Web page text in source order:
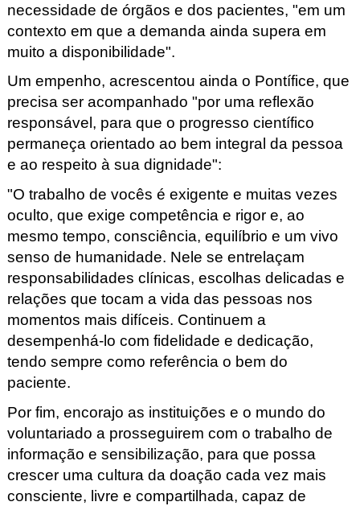
necessidade de órgãos e dos pacientes, "em um
contexto em que a demanda ainda supera em
muito a disponibilidade".
Um empenho, acrescentou ainda o Pontífice, que
precisa ser acompanhado "por uma reflexão
responsável, para que o progresso científico
permaneça orientado ao bem integral da pessoa
e ao respeito à sua dignidade":
"O trabalho de vocês é exigente e muitas vezes
oculto, que exige competência e rigor e, ao
mesmo tempo, consciência, equilíbrio e um vivo
senso de humanidade. Nele se entrelaçam
responsabilidades clínicas, escolhas delicadas e
relações que tocam a vida das pessoas nos
momentos mais difíceis. Continuem a
desempenhá-lo com fidelidade e dedicação,
tendo sempre como referência o bem do
paciente.
Por fim, encorajo as instituições e o mundo do
voluntariado a prosseguirem com o trabalho de
informação e sensibilização, para que possa
crescer uma cultura da doação cada vez mais
consciente, livre e compartilhada, capaz de